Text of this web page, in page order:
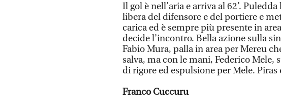
Il gol è nell’aria e arriva al 62’.
libera del difensore e del portiere e
carica ed è sempre più presente in
decide l’incontro. Bella azione sulla
Fabio Mura, palla in area per Mereu
salva, ma con le mani, Federico
di rigore ed espulsione per Mele.
Franco Cuccuru